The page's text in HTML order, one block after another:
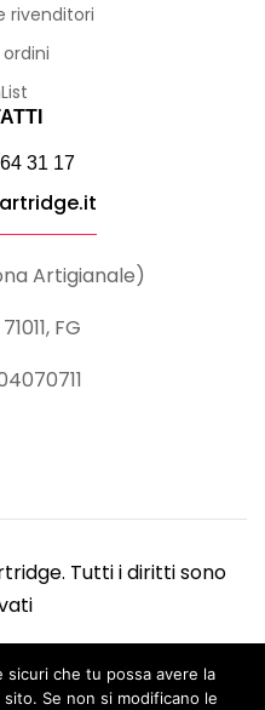
rivenditori
31 17
Artigianale)
FG
Tutti i diritti sono
sicuri che tu possa avere la
Se non si modificano le